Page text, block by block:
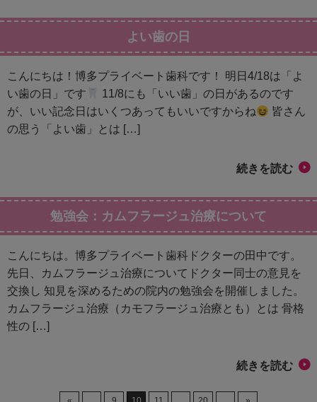
よい歯の日
こんにちは！博多プライベート歯科です！ 明日4/18は「よ
い歯の日」です
11/8にも「いい歯」の日があるのです
が、いい記念日はいくつあってもいいですからね
皆さん
の思う「よい歯」とは […]
続きを読む
勉強会：カムフラージュ治療について
こんにちは。博多プライベート歯科ドクターの田中です。
先日、カムフラージュ治療についてドクター同士の意見を
交換し 知見を深めるための院内の勉強会を開催しました。
カムフラージュ治療（カモフラージュ治療とも）とは 骨格
性の […]
続きを読む